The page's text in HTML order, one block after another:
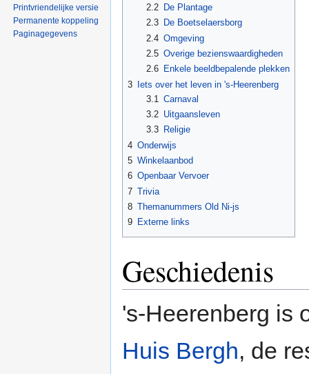
2.2
De Plantage
2.3
De Boetselaersborg
2.4 Omgeving
2.5 Overige bezienswaardigheden
2.6
Enkele beeldbepalende plekken
3 Iets over het leven in 's-Heerenberg
3.1 Carnaval
3.2 Uitgaansleven
3.3
Religie
4 Onderwijs
5 Winkelaanbod
6 Openbaar Vervoer
7 Trivia
8 Themanummers Old Ni-js
9 Externe links
Geschiedenis
's-Heerenberg is
Huis Bergh, de
Printvriendelijke versie
Permanente koppeling
Paginagegevens